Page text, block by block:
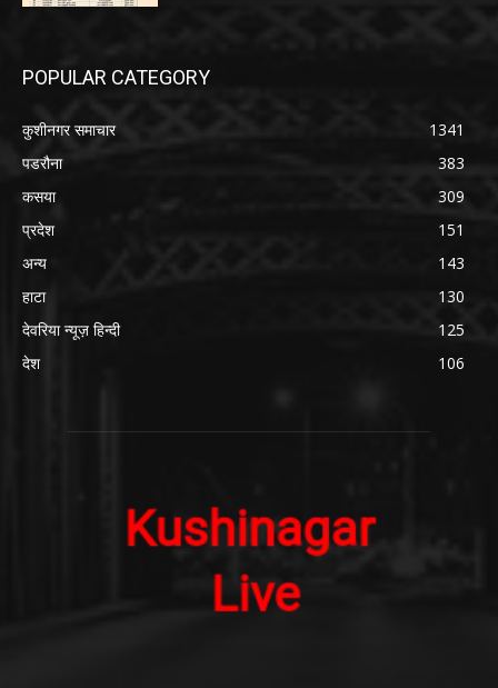
POPULAR CATEGORY
कुशीनगर समाचार
1341
पडरौना
383
कसया
309
प्रदेश
151
अन्य
143
हाटा
130
देवरिया न्यूज़ हिन्दी
125
देश
106